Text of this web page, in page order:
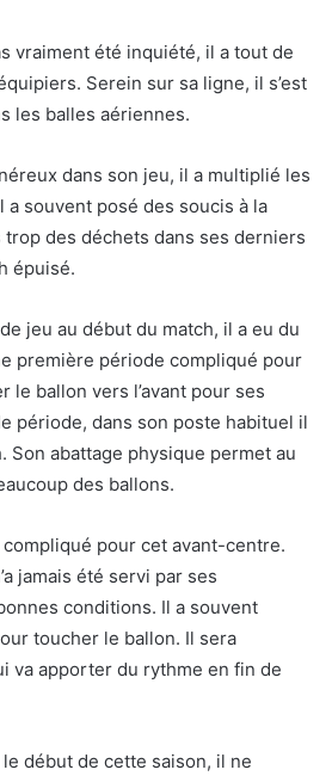
vraiment été inquiété, il a tout de
Serein sur sa ligne, il s’est
les balles aériennes.
dans son jeu, il a multiplié les
a souvent posé des soucis à la
des déchets dans ses derniers
épuisé.
jeu au début du match, il a eu du
première période compliqué pour
le ballon vers l’avant pour ses
période, dans son poste habituel il
Son abattage physique permet au
des ballons.
compliqué pour cet avant-centre.
jamais été servi par ses
conditions. Il a souvent
toucher le ballon. Il sera
va apporter du rythme en fin de
début de cette saison, il ne